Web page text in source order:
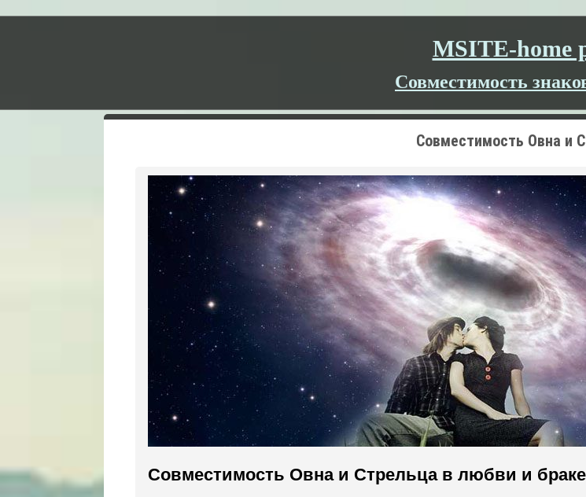
MSITE-home
Совместимость
Совместимость Овна и
Совместимость Овна и Стрельца в любви и браке